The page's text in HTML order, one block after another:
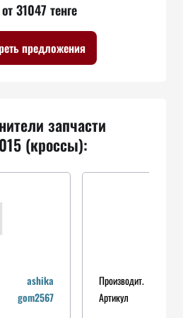
31047 тенге
предложения
запчасти
(кроссы):
ashika
gom2567
Производит.
Артикул